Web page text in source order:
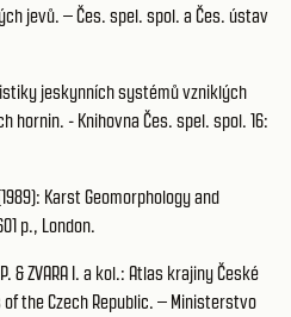
jevů. – Čes. spel. spol. a Čes. ústav
jeskynních systémů vzniklých
hornin. - Knihovna Čes. spel. spol. 16:
(1989): Karst Geomorphology and
p., London.
P. & ZVARA I. a kol.: Atlas krajiny České
the Czech Republic. – Ministerstvo